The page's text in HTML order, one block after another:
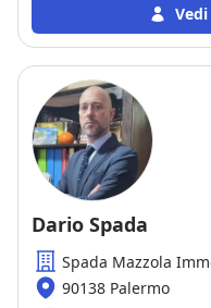
Dario Spada
Spada Mazzola
90138 Palermo